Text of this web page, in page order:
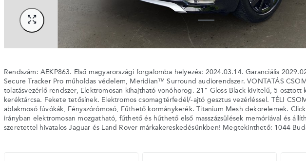
Rendszám: AEKP863. Első magyarországi forgalomba helyezés: 2024.03.14. Garanciális
Secure Tracker Pro műholdas védelem, Meridian™ Surround audiorendszer. VONTATÁS
tolatásvezérlő rendszer, Elektromosan kihajtható vonóhorog. 21" Gloss Black kivitelű, 5 osztott
keréktárcsa. Fekete tetősínek. Elektromos csomagtérfedél/-ajtó gesztus vezérléssel. TÉLI
ablakmosó fúvókák, Fényszórómosó, Fűthető kormánykerék. Titanium Mesh dekorelemek.
irányban elektromosan mozgatható, fűthető és hűthető első masszázsülések memóriával és
szeretettel hivatalos Jaguar és Land Rover márkakereskedésünkben! Megtekinthető: 1044